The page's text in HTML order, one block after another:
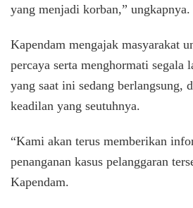
yang menjadi korban,” ungkapnya.
Kapendam mengajak masyarakat
percaya serta menghormati segala
yang saat ini sedang berlangsung,
keadilan yang seutuhnya.
“Kami akan terus memberikan
penanganan kasus pelanggaran
Kapendam.